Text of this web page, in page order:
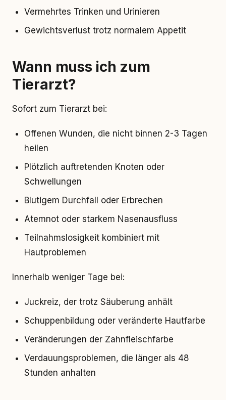
Vermehrtes Trinken und Urinieren
Gewichtsverlust trotz normalem Appetit
Wann muss ich zum
Tierarzt?
Sofort zum Tierarzt bei:
Offenen Wunden, die nicht binnen 2-3 Tagen
heilen
Plötzlich auftretenden Knoten oder
Schwellungen
Blutigem Durchfall oder Erbrechen
Atemnot oder starkem Nasenausfluss
Teilnahmslosigkeit kombiniert mit
Hautproblemen
Innerhalb weniger Tage bei:
Juckreiz, der trotz Säuberung anhält
Schuppenbildung oder veränderte Hautfarbe
Veränderungen der Zahnfleischfarbe
Verdauungsproblemen, die länger als 48
Stunden anhalten